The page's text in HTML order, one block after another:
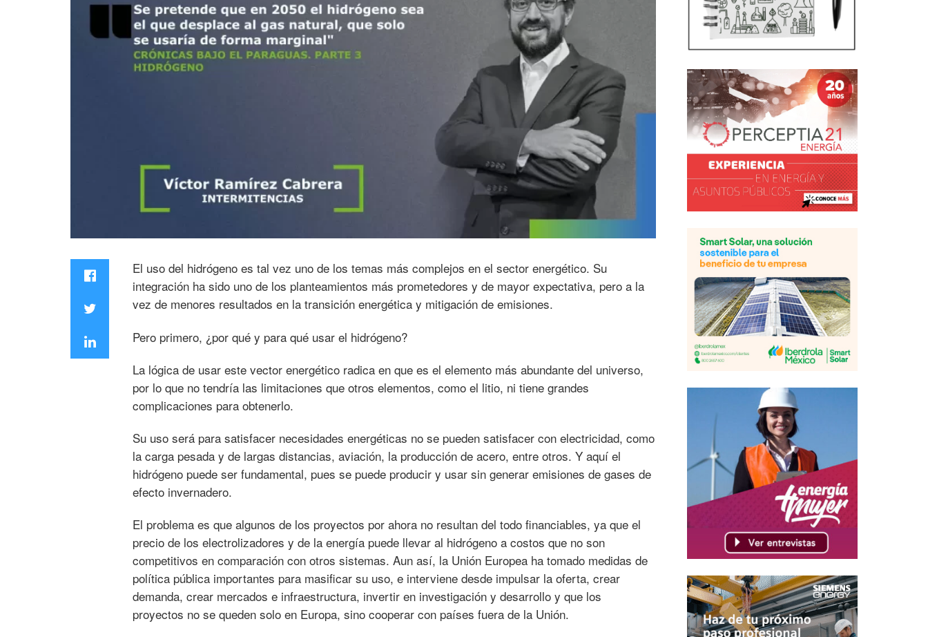
El uso del hidrógeno es tal vez uno de los temas más complejos en el sector energético. Su
integración ha sido uno de los planteamientos más prometedores y de mayor expectativa, pero a la
vez de menores resultados en la transición energética y mitigación de emisiones.
Pero primero, ¿por qué y para qué usar el hidrógeno?
La lógica de usar este vector energético radica en que es el elemento más abundante del universo,
por lo que no tendría las limitaciones que otros elementos, como el litio, ni tiene grandes
complicaciones para obtenerlo.
Su uso será para satisfacer necesidades energéticas no se pueden satisfacer con electricidad, como
la carga pesada y de largas distancias, aviación, la producción de acero, entre otros. Y aquí el
hidrógeno puede ser fundamental, pues se puede producir y usar sin generar emisiones de gases de
efecto invernadero.
El problema es que algunos de los proyectos por ahora no resultan del todo financiables, ya que el
precio de los electrolizadores y de la energía puede llevar al hidrógeno a costos que no son
competitivos en comparación con otros sistemas. Aun así, la Unión Europea ha tomado medidas de
política pública importantes para masificar su uso, e interviene desde impulsar la oferta, crear
demanda, crear mercados e infraestructura, invertir en investigación y desarrollo y que los
proyectos no se queden solo en Europa, sino cooperar con países fuera de la Unión.